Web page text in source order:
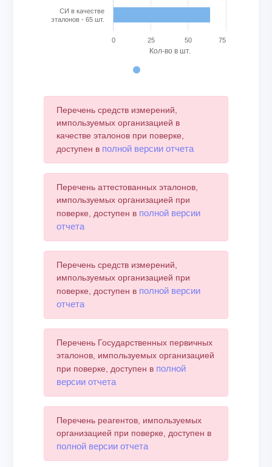
Кол-во в шт.
СИ в качестве
эталонов - 65 шт.
0 25 50 75
Перечень средств измерений,
импользуемых организацией в
качестве эталонов при поверке,
доступен в полной версии отчета
Перечень аттестованных эталонов,
импользуемых организацией при
поверке, доступен в полной версии
отчета
Перечень средств измерений,
импользуемых организацией при
поверке, доступен в полной версии
отчета
Перечень Государственных первичных
эталонов, импользуемых организацией
при поверке, доступен в полной
версии отчета
Перечень реагентов, импользуемых
организацией при поверке, доступен в
полной версии отчета